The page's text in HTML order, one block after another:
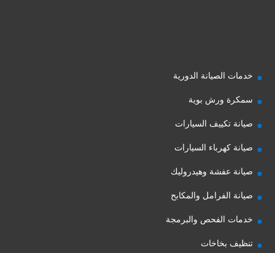
خدمات الصيانة الدورية
سمكرة ورش بوية
صيانة تكييف السيارات
صيانة كهرباء السيارات
صيانة عفشة وهيدروليك
صيانة الفرامل والمكابح
خدمات الفحص والبرمجة
تنظيف بخاخات